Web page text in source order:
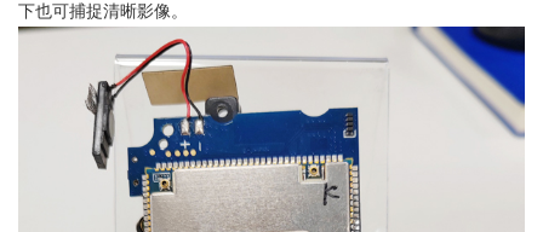
下也可捕捉清晰影像。